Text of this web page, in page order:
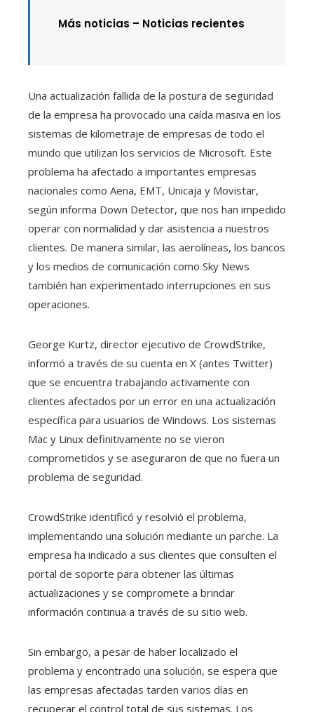
Más noticias – Noticias recientes
Una actualización fallida de la postura de seguridad
de la empresa ha provocado una caída masiva en los
sistemas de kilometraje de empresas de todo el
mundo que utilizan los servicios de Microsoft. Este
problema ha afectado a importantes empresas
nacionales como Aena, EMT, Unicaja y Movistar,
según informa Down Detector, que nos han impedido
operar con normalidad y dar asistencia a nuestros
clientes. De manera similar, las aerolíneas, los bancos
y los medios de comunicación como Sky News
también han experimentado interrupciones en sus
operaciones.
George Kurtz, director ejecutivo de CrowdStrike,
informó a través de su cuenta en X (antes Twitter)
que se encuentra trabajando activamente con
clientes afectados por un error en una actualización
específica para usuarios de Windows. Los sistemas
Mac y Linux definitivamente no se vieron
comprometidos y se aseguraron de que no fuera un
problema de seguridad.
CrowdStrike identificó y resolvió el problema,
implementando una solución mediante un parche. La
empresa ha indicado a sus clientes que consulten el
portal de soporte para obtener las últimas
actualizaciones y se compromete a brindar
información continua a través de su sitio web.
Sin embargo, a pesar de haber localizado el
problema y encontrado una solución, se espera que
las empresas afectadas tarden varios días en
recuperar el control total de sus sistemas. Los